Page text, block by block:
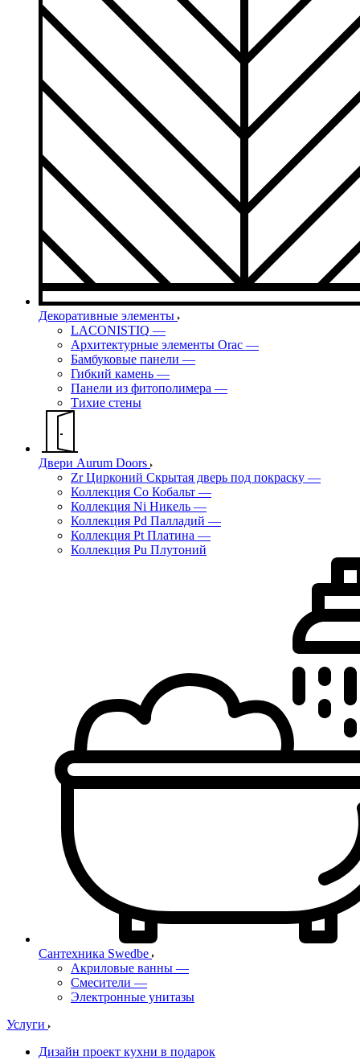
Декоративные элементы
LACONISTIQ —
Архитектурные элементы Orac —
Бамбуковые панели —
Гибкий камень —
Панели из фитополимера —
Тихие стены
Двери Aurum Doors
Zr Цирконий Скрытая дверь под покраску —
Коллекция Co Кобальт —
Коллекция Ni Никель —
Коллекция Pd Палладий —
Коллекция Pt Платина —
Коллекция Pu Плутоний
Сантехника Swedbe
Акриловые ванны —
Смесители —
Электронные унитазы
Услуги
Дизайн проект кухни в подарок